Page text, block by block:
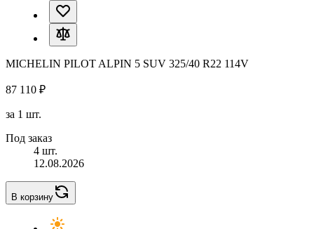
MICHELIN PILOT ALPIN 5 SUV 325/40 R22 114V
87 110 ₽
за 1 шт.
Под заказ
4 шт.
12.08.2026
В корзину